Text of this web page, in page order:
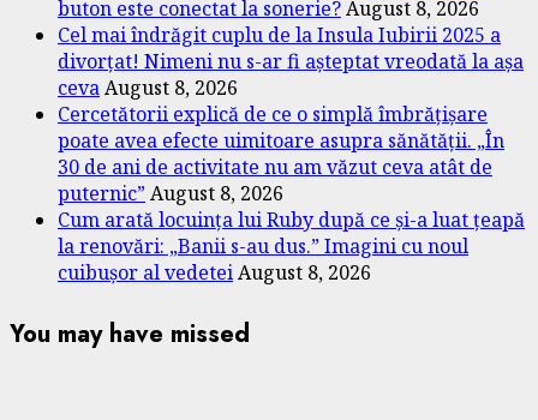
buton este conectat la sonerie?August 8, 2026
Cel mai îndrăgit cuplu de la Insula Iubirii 2025 a
divorțat! Nimeni nu s-ar fi așteptat vreodată la așa
cevaAugust 8, 2026
Cercetătorii explică de ce o simplă îmbrățișare
poate avea efecte uimitoare asupra sănătății. „În
30 de ani de activitate nu am văzut ceva atât de
puternic”August 8, 2026
Cum arată locuința lui Ruby după ce și-a luat țeapă
la renovări: „Banii s-au dus.” Imagini cu noul
cuibușor al vedeteiAugust 8, 2026
You may have missed